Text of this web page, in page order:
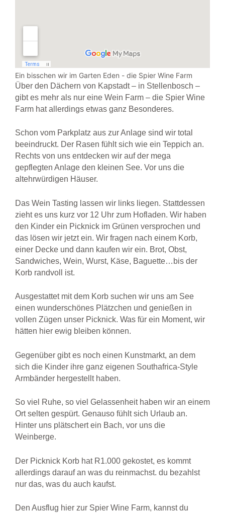
Ein bisschen wir im Garten Eden - die Spier Wine Farm
Über den Dächern von Kapstadt – in Stellenbosch –
gibt es mehr als nur eine Wein Farm – die Spier Wine
Farm hat allerdings etwas ganz Besonderes.
Schon vom Parkplatz aus zur Anlage sind wir total
beeindruckt. Der Rasen fühlt sich wie ein Teppich an.
Rechts von uns entdecken wir auf der mega
gepflegten Anlage den kleinen See. Vor uns die
altehrwürdigen Häuser.
Das Wein Tasting lassen wir links liegen. Stattdessen
zieht es uns kurz vor 12 Uhr zum Hofladen. Wir haben
den Kinder ein Picknick im Grünen versprochen und
das lösen wir jetzt ein. Wir fragen nach einem Korb,
einer Decke und dann kaufen wir ein. Brot, Obst,
Sandwiches, Wein, Wurst, Käse, Baguette…bis der
Korb randvoll ist.
Ausgestattet mit dem Korb suchen wir uns am See
einen wunderschönes Plätzchen und genießen in
vollen Zügen unser Picknick. Was für ein Moment, wir
hätten hier ewig bleiben können.
Gegenüber gibt es noch einen Kunstmarkt, an dem
sich die Kinder ihre ganz eigenen Southafrica-Style
Armbänder hergestellt haben.
So viel Ruhe, so viel Gelassenheit haben wir an einem
Ort selten gespürt. Genauso fühlt sich Urlaub an.
Hinter uns plätschert ein Bach, vor uns die
Weinberge.
Der Picknick Korb hat R1.000 gekostet, es kommt
allerdings darauf an was du reinmachst. du bezahlst
nur das, was du auch kaufst.
Den Ausflug hier zur Spier Wine Farm, kannst du